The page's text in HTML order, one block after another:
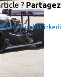
?
reddit